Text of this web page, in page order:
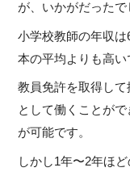
が、いかがだったで
小学校教師の年収
本の平均よりも高い
教員免許を取得し
として働くことが
が可能です。
しかし1年〜2年ほ